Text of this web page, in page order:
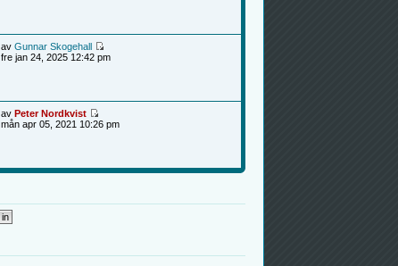
av Gunnar Skogehall
fre jan 24, 2025 12:42 pm
av Peter Nordkvist
mån apr 05, 2021 10:26 pm